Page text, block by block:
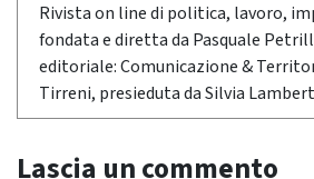
Rivista on line di politica, lavoro,
fondata e diretta da Pasquale
editoriale: Comunicazione &
Tirreni, presieduta da Silvia
Lascia un commento